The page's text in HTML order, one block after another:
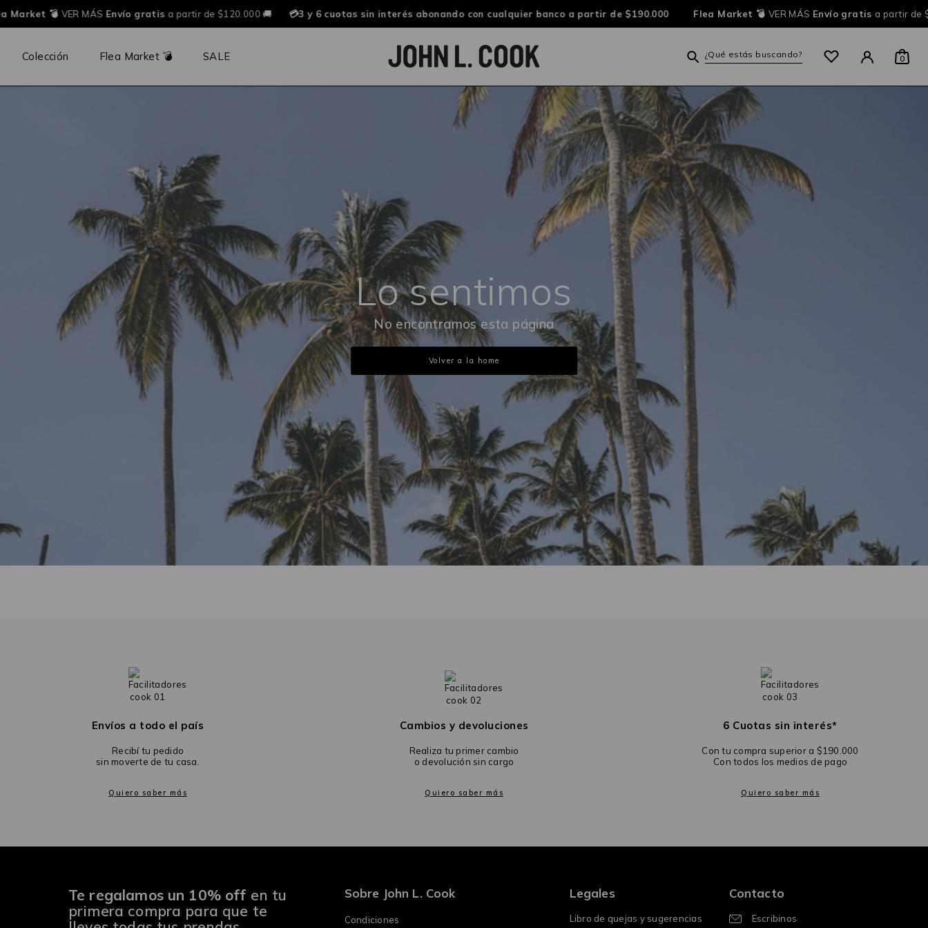
Market 💣VER MÁSEnvío gratisa partir de $120.000 🚚 💳3 y 6 cuotas sin interés abonando con cualquier banco a partir de $190.000 Flea Market 💣VER MÁSEnvío gratisa partir de
Colección Flea Market 💣 SALE ¿Qué estás buscando? 0
Lo sentimos
No encontramos esta página
Volver a la home
Envíos a todo el país
Recibí tu pedido
sin moverte de tu casa.
Quiero saber más
Cambios y devoluciones
Realiza tu primer cambio
o devolución sin cargo
Quiero saber más
6 Cuotas sin interés*
Con tu compra superior a $190.000
Con todos los medios de pago
Quiero saber más
Te regalamos un 10% off en tu
primera compra para que te
Sobre John L. Cook
Condiciones
Legales
Libro de quejas y sugerencias
Contacto
Escribinos